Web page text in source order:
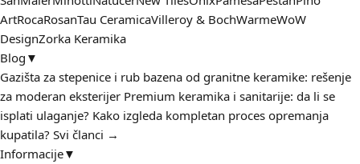
ArtRocaRosanTau CeramicaVilleroy & BochWarmeWoW
DesignZorka Keramika
Blog ▼
Gazišta za stepenice i rub bazena od granitne keramike: rešenje
za moderan eksterijer Premium keramika i sanitarije: da li se
isplati ulaganje? Kako izgleda kompletan proces opremanja
kupatila? Svi članci →
Informacije▼